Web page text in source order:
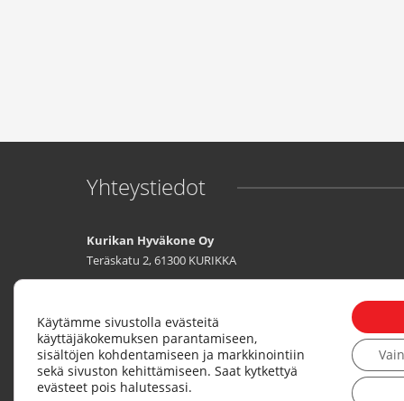
Yhteystiedot
Kurikan Hyväkone Oy
Teräskatu 2, 61300 KURIKKA
Vesa-Matti Keskimäki0400 172 005
Y-tunnus: 3340784-3
myynti@hyvakone.com
Käytämme sivustolla evästeitä
käyttäjäkokemuksen parantamiseen,
sisältöjen kohdentamiseen ja markkinointiin
sekä sivuston kehittämiseen. Saat kytkettyä
evästeet pois halutessasi.